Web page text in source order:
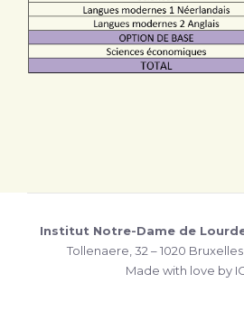
Institut Notre-Dame de
Tollenaere, 32 – 1020 Bruxelles
Made with love by